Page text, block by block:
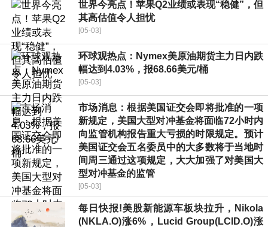
世界今亮点！苹果Q2业绩或表现“稳健”，但
其高估值令人担忧
[05-03]
环球观热点：Nymex美原油期货主力日内跌
幅达到4.03%，报68.66美元/桶
[05-03]
市场消息：根据美国证交会即将批准的一项
新规定，美国大型对冲基金将面临72小时内
向监管机构报告重大亏损的时限规定。预计
美国证交会五名委员中的大多数将于当地时
间周三通过这项规定，大大加强了对美国大
型对冲基金的监管
[05-03]
每日快报!美股新能源车板块拉升，Nikola
(NKLA.O)涨6%，Lucid Group(LCID.O)涨